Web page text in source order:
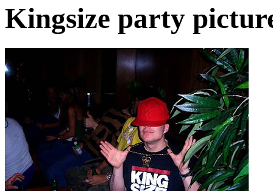
Kingsize party